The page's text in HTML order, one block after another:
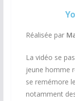
Réalisée par
La vidéo se
jeune homme
se remémore
notamment